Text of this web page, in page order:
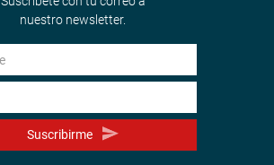
nuestro newsletter.
Suscribirme